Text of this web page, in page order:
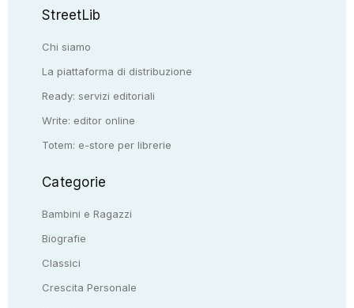
StreetLib
Chi siamo
La piattaforma di distribuzione
Ready: servizi editoriali
Write: editor online
Totem: e-store per librerie
Categorie
Bambini e Ragazzi
Biografie
Classici
Crescita Personale